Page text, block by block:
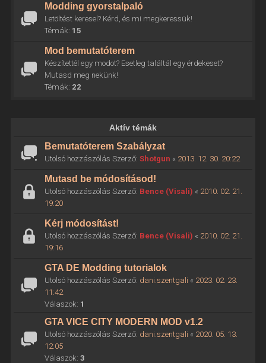
Modding gyorstalpaló
Letöltést keresel? Kérd, és mi megkeressük!
Témák: 15
Mod bemutatóterem
Készítettél egy modot? Esetleg találtál egy érdekeset?
Mutasd meg nekünk!
Témák: 22
Aktív témák
Bemutatóterem Szabályzat
Utolsó hozzászólás Szerző: Shotgun « 2013. 12. 30. 20:22
Mutasd be módosításod!
Utolsó hozzászólás Szerző: Bence (Visali) « 2010. 02. 21.
19:20
Kérj módosítást!
Utolsó hozzászólás Szerző: Bence (Visali) « 2010. 02. 21.
19:16
GTA DE Modding tutorialok
Utolsó hozzászólás Szerző: dani.szentgali « 2023. 02. 23.
11:42
Válaszok: 1
GTA VICE CITY MODERN MOD v1.2
Utolsó hozzászólás Szerző: dani.szentgali « 2020. 05. 13.
12:05
Válaszok: 3